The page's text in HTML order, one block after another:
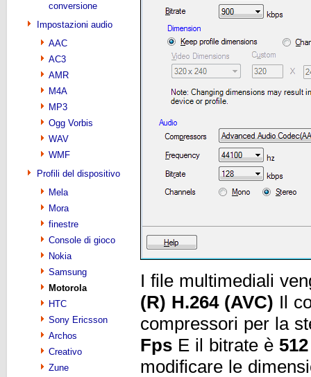
conversione
Impostazioni audio
AAC
AC3
AMR
M4A
MP3
Ogg Vorbis
WAV
WMF
Profili del dispositivo
Mela
Mora
finestre
Console di gioco
Nokia
Samsung
Motorola
HTC
Sony Ericsson
Archos
Creativo
Zune
I file multimediali
(R) H.264 (AVC) Il
compressori per la
Fps E il bitrate è
modificare le